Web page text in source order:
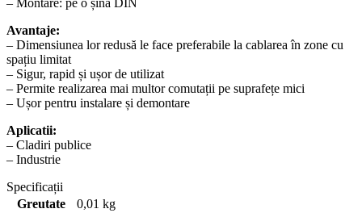
– Montare: pe o șină DIN
Avantaje:
– Dimensiunea lor redusă le face preferabile la cablarea în zone cu
spațiu limitat
– Sigur, rapid și ușor de utilizat
– Permite realizarea mai multor comutații pe suprafețe mici
– Ușor pentru instalare și demontare
Aplicatii:
– Cladiri publice
– Industrie
Specificații
Greutate
0,01 kg